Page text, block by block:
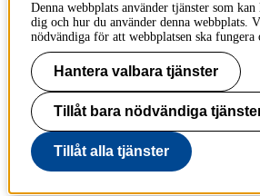
KTH
100 44 Stockholm
+46 8 790 60 00
Kontakta KTH
Jobba på KTH
Press och media
Faktura och betalning KTH
Om KTH:s webbplatser
Denna webbplats använder tjänster som
dig och hur du använder denna webbplats.
nödvändiga för att webbplatsen ska fungera
Hantera valbara tjänster
Tillåt bara nödvändiga
Tillåt alla tjänster